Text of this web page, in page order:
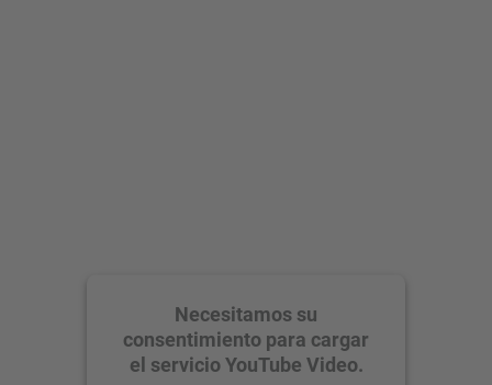
Necesitamos su
consentimiento para cargar
el servicio YouTube Video.